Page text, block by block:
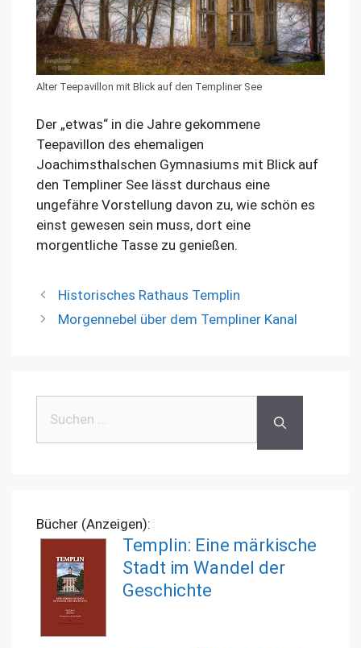
Alter Teepavillon mit Blick auf den Templiner See
Der „etwas“ in die Jahre gekommene
Teepavillon des ehemaligen
Joachimsthalschen Gymnasiums mit Blick auf
den Templiner See lässt durchaus eine
ungefähre Vorstellung davon zu, wie schön es
einst gewesen sein muss, dort eine
morgentliche Tasse zu genießen.
Historisches Rathaus Templin
Morgennebel über dem Templiner Kanal
nach:
Bücher (Anzeigen):
Templin: Eine märkische
Stadt im Wandel der
Geschichte